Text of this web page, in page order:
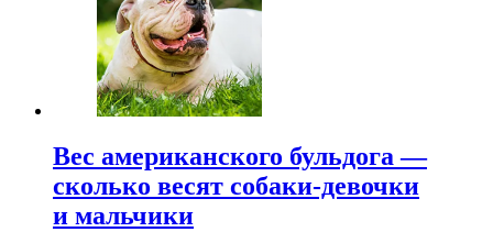
Вес американского бульдога —
сколько весят собаки-девочки
и мальчики